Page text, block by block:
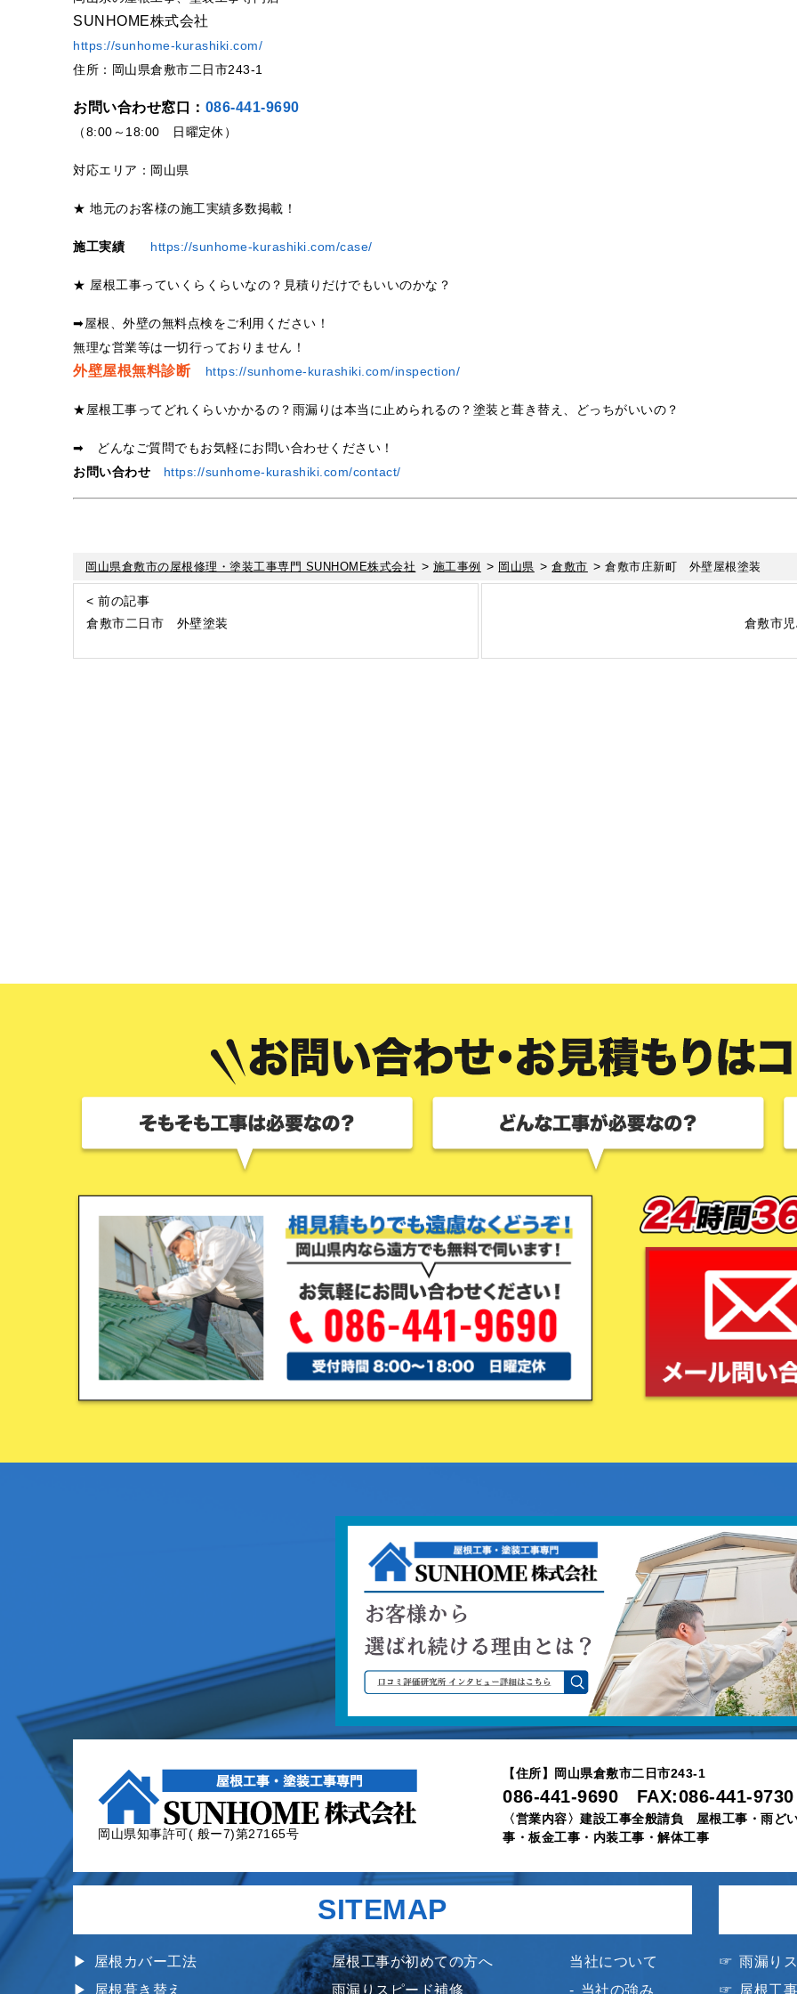
SUNHOME株式会社
https://sunhome-kurashiki.com/
住所：岡山県倉敷市二日市243-1
お問い合わせ窓口： 086-441-9690
（8:00～18:00 日曜定休）
対応エリア：岡山県
★ 地元のお客様の施工実績多数掲載！
施工実績 https://sunhome-kurashiki.com/case/
★ 屋根工事っていくらくらいなの？見積りだけでもいいのかな？
➡屋根、外壁の無料点検をご利用ください！
無理な営業等は一切行っておりません！
外壁屋根無料診断 https://sunhome-kurashiki.com/inspection/
★屋根工事ってどれくらいかかるの？雨漏りは本当に止められるの？塗装と葺き替え、どっちがいいの？
➡ どんなご質問でもお気軽にお問い合わせください！
お問い合わせ
https://sunhome-kurashiki.com/contact/
岡山県倉敷市の屋根修理・塗装工事専門 SUNHOME株式会社 > 施工事例 > 岡山県 >倉敷市 >倉敷市庄新町 外壁屋根塗装
< 前の記事
倉敷市二日市 外壁塗装
倉敷市
岡山県知事許可( 般ー7)第27165号
【住所】岡山県倉敷市二日市243-1
086-441-9690 FAX:086-441-9730
〈営業内容〉建設工事全般請負 屋根工事・雨ど
事・板金工事・内装工事・解体工事
SITEMAP
屋根カバー工法
屋根葺き替え
屋根工事が初めての方へ
雨漏りスピード補修
当社について
当社の強み
雨漏り
屋根工